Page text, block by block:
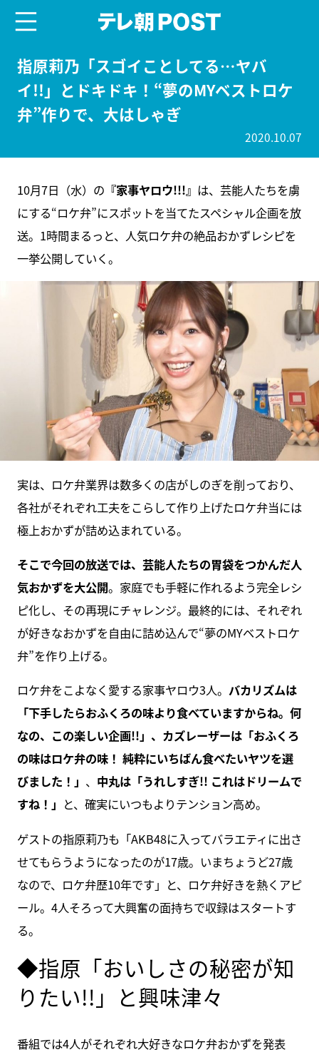
指原莉乃「スゴイことしてる…ヤバ
イ!!」とドキドキ！“夢のMYベストロケ
弁”作りで、大はしゃぎ
2020.10.07
10月7日（水）の 『家事ヤロウ!!!』 は、芸能人たちを虜
にする“ロケ弁”にスポットを当てたスペシャル企画を放
送。1時間まるっと、人気ロケ弁の絶品おかずレシピを
一挙公開していく。
実は、ロケ弁業界は数多くの店がしのぎを削っており、
各社がそれぞれ工夫をこらして作り上げたロケ弁当には
極上おかずが詰め込まれている。
そこで今回の放送では、芸能人たちの胃袋をつかんだ人
気おかずを大公開。家庭でも手軽に作れるよう完全レシ
ピ化し、その再現にチャレンジ。最終的には、それぞれ
が好きなおかずを自由に詰め込んで“夢のMYベストロケ
弁”を作り上げる。
ロケ弁をこよなく愛する家事ヤロウ3人。 バカリズムは
「下手したらおふくろの味より食べていますからね。何
なの、この楽しい企画!!」、カズレーザーは「おふくろ
の味はロケ弁の味！ 純粋にいちばん食べたいヤツを選
びました！」 、 中丸は「うれしすぎ!! これはドリームで
すね！」 と、確実にいつもよりテンション高め。
ゲストの指原莉乃も「AKB48に入ってバラエティに出さ
せてもらうようになったのが17歳。いまちょうど27歳
なので、ロケ弁歴10年です」と、ロケ弁好きを熱くアピ
ール。4人そろって大興奮の面持ちで収録はスタートす
る。
◆指原「おいしさの秘密が知
りたい!!」と興味津々
番組では4人がそれぞれ大好きなロケ弁おかずを発表